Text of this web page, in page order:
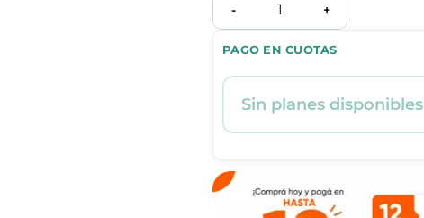
PAGO EN CUOTAS
Sin planes disponibles
- 1 +